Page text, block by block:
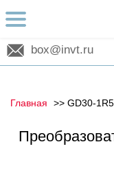
box@invt.ru
Главная GD30-